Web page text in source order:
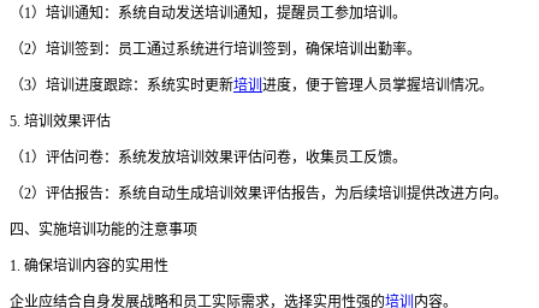
（1）培训通知：系统自动发送培训通知，提醒员工参加培训。
（2）培训签到：员工通过系统进行培训签到，确保培训出勤率。
（3）培训进度跟踪：系统实时更新培训 进度，便于管理人员掌握培训情况。
5. 培训效果评估
（1）评估问卷：系统发放培训效果评估问卷，收集员工反馈。
（2）评估报告：系统自动生成培训效果评估报告，为后续培训提供改进方向。
四、实施培训功能的注意事项
1. 确保培训内容的实用性
企业应结合自身发展战略和员工实际需求，选择实用性强的培训 内容。